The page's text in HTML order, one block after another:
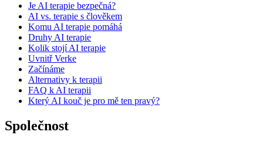
Je AI terapie bezpečná?
AI vs. terapie s člověkem
Komu AI terapie pomáhá
Druhy AI terapie
Kolik stojí AI terapie
Uvnitř Verke
Začínáme
Alternativy k terapii
FAQ k AI terapii
Který AI kouč je pro mě ten pravý?
Společnost